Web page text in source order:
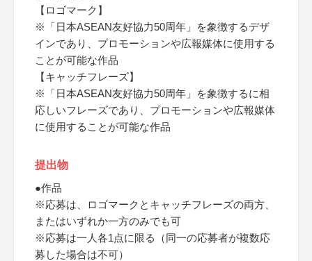
【ロゴマーク】
※「日本ASEAN友好協力50周年」を象徴するデザ
インであり、プロモーションや広報媒体に使用する
ことが可能な作品
【キャッチフレーズ】
※「日本ASEAN友好協力50周年」を象徴するに相
応しいフレーズであり、プロモーションや広報媒体
に使用することが可能な作品
提出物
●作品
※応募は、ロゴマークとキャッチフレーズの両方、
またはいずれか一方のみでも可
※応募は一人各1点に限る（同一の応募者が複数応
募した場合は不可）